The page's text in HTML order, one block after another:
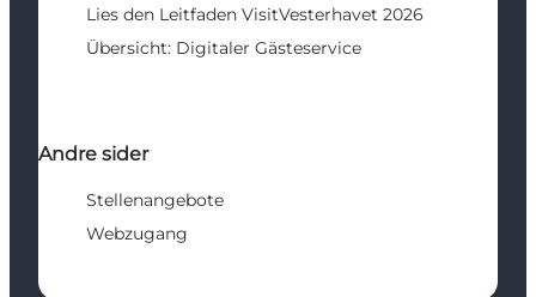
Lies den Leitfaden VisitVesterhavet 2026
Übersicht: Digitaler Gästeservice
Andre sider
Stellenangebote
Webzugang